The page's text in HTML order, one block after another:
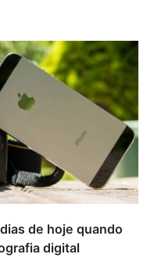
de hoje quando
digital